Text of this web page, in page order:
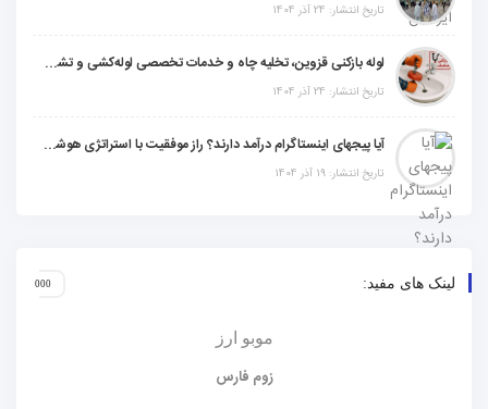
تاریخ انتشار: 24 آذر 1404
لوله بازکنی قزوین، تخلیه چاه و خدمات تخصصی لوله‌کشی و تشخیص ترکیدگی
تاریخ انتشار: 24 آذر 1404
آیا پیجهای اینستاگرام درآمد دارند؟ راز موفقیت با استراتژی هوشمندانه
تاریخ انتشار: 19 آذر 1404
لینک های مفید:
موبو ارز
زوم فارس